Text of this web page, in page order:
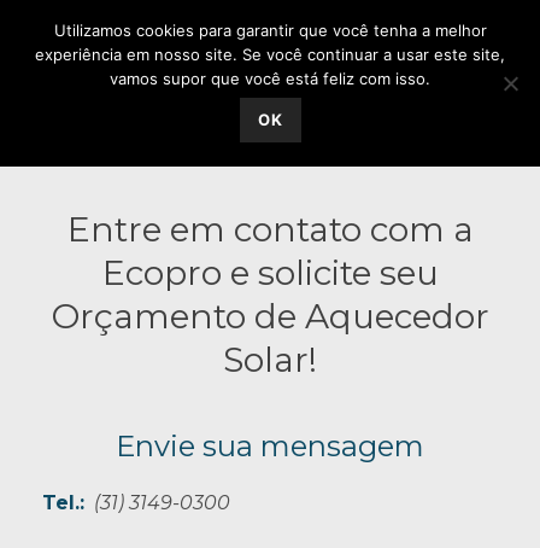
Entre em contato com a
Ecopro e solicite seu
Orçamento de Aquecedor
Solar!
Envie sua mensagem
Tel.: (31) 3149-0300
Utilizamos cookies para garantir que você tenha a melhor
experiência em nosso site. Se você continuar a usar este site,
vamos supor que você está feliz com isso.
OK